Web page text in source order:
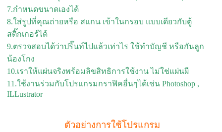
7.กำหนดขนาดเองได้
8.ใส่รูปที่คุณถ่ายหรือ สแกน เข้าในกรอบ แบบเดียวกับตู้
สติ๊กเกอร์ได้
9.ตรวจสอบได้ว่าปริ๊นท์ไปแล้วเท่าไร ใช้ทำบัญชี หรือกันลูก
น้องโกง
10.เราให้แผ่นจริงพร้อมลิขสิทธิการใช้งาน ไม่ใช่แผ่นผี
11.ใช้งานร่วมกับโปรแกรมกราฟิคอื่นๆได้เช่น Photoshop ,
ILLustrator
ตัวอย่างการใช้โปรแกรม